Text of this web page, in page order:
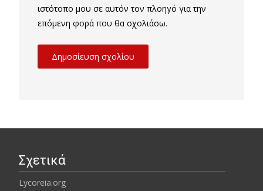
ιστότοπο μου σε αυτόν τον πλοηγό για την
επόμενη φορά που θα σχολιάσω.
Σχετικά
Lycoreia.org